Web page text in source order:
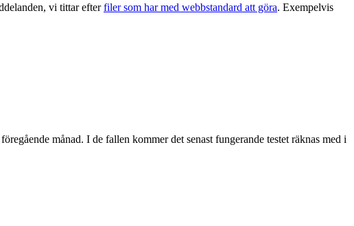
vi tittar efterfiler som har med webbstandard att göra. Exempelvis
månad. I de fallen kommer det senast fungerande testet räknas med i